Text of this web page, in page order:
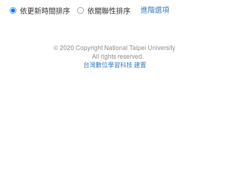
依更新時間排序 依關聯性排序 進階選項
© 2020 Copyright National Taipei University
All rights reserved.
台灣數位學習科技 建置